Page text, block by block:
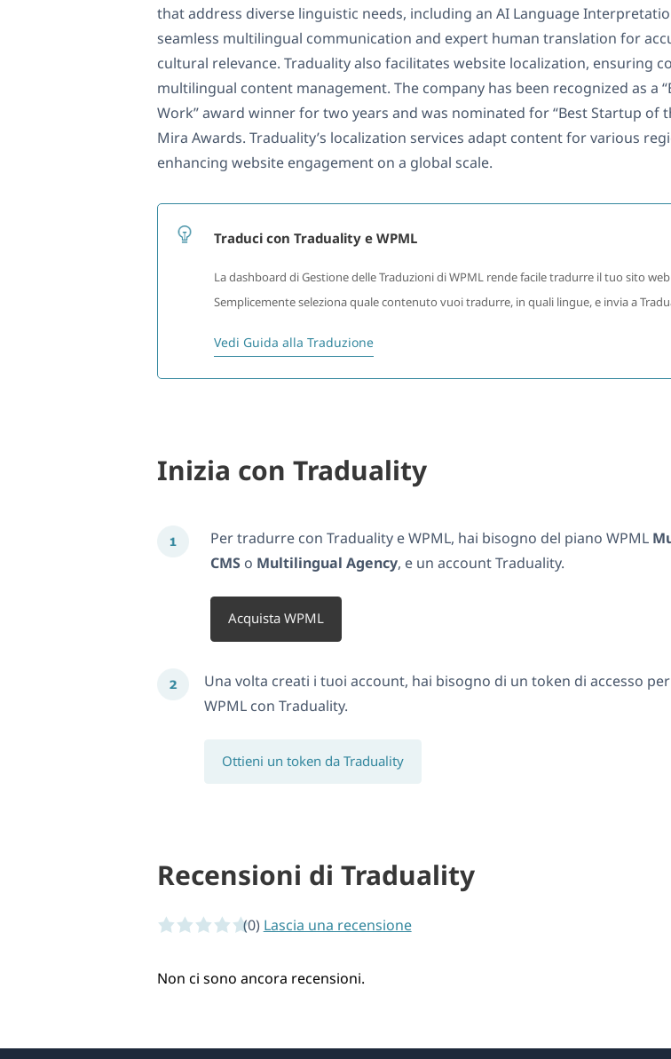
that address diverse linguistic needs, including an AI Language
seamless multilingual communication and expert human translation for
cultural relevance. Traduality also facilitates website localization, ensuring
multilingual content management. The company has been recognized as a
Work” award winner for two years and was nominated for “Best Startup of
Mira Awards. Traduality’s localization services adapt content for various
enhancing website engagement on a global scale.
Traduci con Traduality e WPML
La dashboard di Gestione delle Traduzioni di WPML rende facile tradurre il tuo sito
Semplicemente seleziona quale contenuto vuoi tradurre, in quali lingue, e invia a
Vedi Guida alla Traduzione
Inizia con Traduality
Per tradurre con Traduality e WPML, hai bisogno del piano WPML
CMS o Multilingual Agency, e un account Traduality.
Acquista WPML
Una volta creati i tuoi account, hai bisogno di un token di accesso
WPML con Traduality.
Ottieni un token da Traduality
Recensioni di Traduality
0 of 5 stars
(0) Lascia una recensione
Non ci sono ancora recensioni.